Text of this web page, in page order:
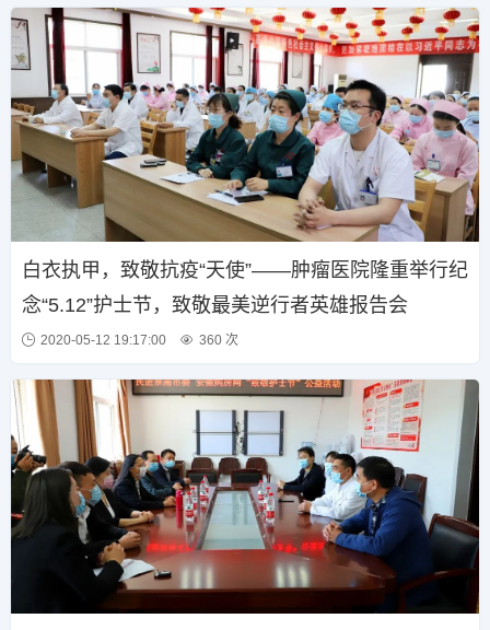
白衣执甲，致敬抗疫“天使”——肿瘤医院隆重举行纪
念“5.12”护士节，致敬最美逆行者英雄报告会
2020-05-12 19:17:00 360 次